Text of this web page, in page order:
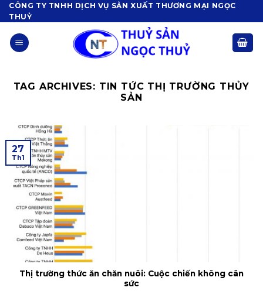
Skip
to
content
CÔNG TY TNHH DỊCH VỤ SẢN XUẤT THƯƠNG MẠI NGỌC
THUỶ
TAG ARCHIVES: TIN TỨC THỊ TRƯỜNG THỦY
SẢN
Thị trường thức ăn chăn nuôi: Cuộc chiến không cân
sức
27
Th1